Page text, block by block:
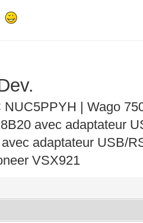
| Wago
avec adaptateur
adaptateur USB/
VSX921